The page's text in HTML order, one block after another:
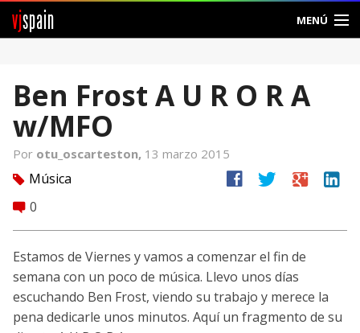
vjspain MENÚ
Foros
Noticias
Vjspain
Ayuda
Contacto
Entrar
Crear Cuenta
Ben Frost A U R O R A
w/MFO
Por otu_oscarteston, 13 marzo 2015
tag Música
comment 0
facebook twitter google linkedin
Estamos de Viernes y vamos a comenzar el fin de
semana con un poco de música. Llevo unos días
escuchando Ben Frost, viendo su trabajo y merece la
pena dedicarle unos minutos. Aquí un fragmento de su